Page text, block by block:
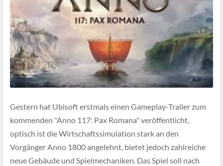
Gestern hat Ubisoft erstmals einen Gameplay-Trailer zum
kommenden "Anno 117: Pax Romana" veröffentlicht,
optisch ist die Wirtschaftssimulation stark an den
Vorgänger Anno 1800 angelehnt, bietet jedoch zahlreiche
neue Gebäude und Spielmechaniken. Das Spiel soll nach